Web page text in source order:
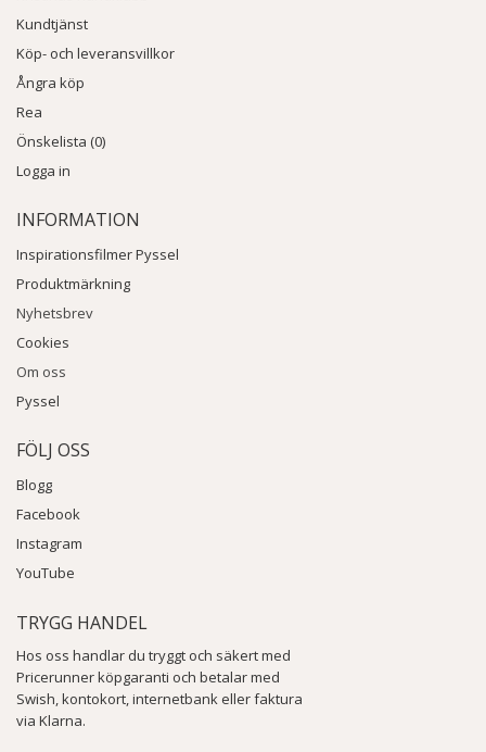
Kundtjänst
Köp- och leveransvillkor
Ångra köp
Rea
Önskelista (0)
Logga in
INFORMATION
Inspirationsfilmer Pyssel
Produktmärkning
Nyhetsbrev
Cookies
Om oss
Pyssel
FÖLJ OSS
Blogg
Facebook
Instagram
YouTube
TRYGG HANDEL
Hos oss handlar du tryggt och säkert med
Pricerunner köpgaranti och betalar med
Swish, kontokort, internetbank eller faktura
via Klarna.